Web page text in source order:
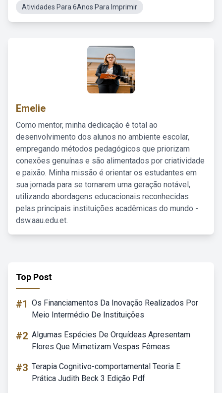
Atividades Para 6Anos Para Imprimir
Emelie
Como mentor, minha dedicação é total ao
desenvolvimento dos alunos no ambiente escolar,
empregando métodos pedagógicos que priorizam
conexões genuínas e são alimentados por criatividade
e paixão. Minha missão é orientar os estudantes em
sua jornada para se tornarem uma geração notável,
utilizando abordagens educacionais reconhecidas
pelas principais instituições acadêmicas do mundo -
dsw.aau.edu.et.
Top Post
#1 Os Financiamentos Da Inovação Realizados Por
Meio Intermédio De Instituições
#2 Algumas Espécies De Orquídeas Apresentam
Flores Que Mimetizam Vespas Fêmeas
#3 Terapia Cognitivo-comportamental Teoria E
Prática Judith Beck 3 Edição Pdf